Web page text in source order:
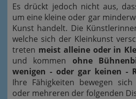
Es drückt jedoch nicht aus,
um eine kleine oder gar
Kunst handelt. Die
welche sich der Kleinkunst
treten meist alleine oder in
und kommen ohne
wenigen - oder gar keinen -
Ihre Fähigkeiten bewegen
oder mehreren der folgenden